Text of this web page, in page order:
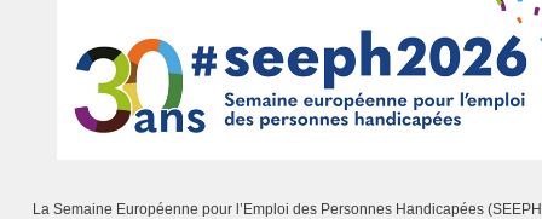
La Semaine Européenne pour l’Emploi des Personnes Handicapées